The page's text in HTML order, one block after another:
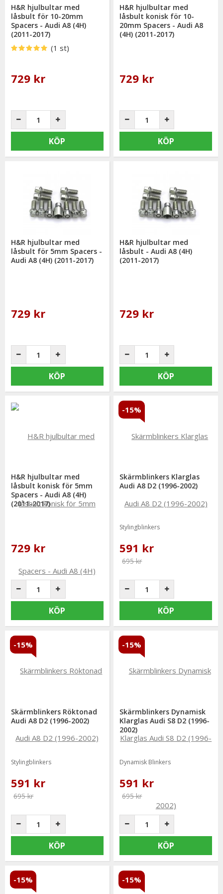
H&R hjulbultar med
låsbult för 10-20mm
Spacers - Audi A8 (4H)
(2011-2017)
(1 st)
729 kr
KÖP
H&R hjulbultar med
låsbult konisk för 10-
20mm Spacers - Audi A8
(4H) (2011-2017)
729 kr
KÖP
H&R hjulbultar med
låsbult för 5mm Spacers -
Audi A8 (4H) (2011-2017)
729 kr
KÖP
H&R hjulbultar med
låsbult - Audi A8 (4H)
(2011-2017)
729 kr
KÖP
H&R hjulbultar med
låsbult konisk för 5mm
Spacers - Audi A8 (4H)
(2011-2017)
729 kr
KÖP
Skärmblinkers Klarglas
Audi A8 D2 (1996-2002)
Stylingblinkers
591 kr
695 kr
-15%
KÖP
Skärmblinkers Röktonad
Audi A8 D2 (1996-2002)
Stylingblinkers
591 kr
695 kr
-15%
KÖP
Skärmblinkers Dynamisk
Klarglas Audi S8 D2 (1996-
2002)
Dynamisk Blinkers
591 kr
695 kr
-15%
KÖP
-15% -15%